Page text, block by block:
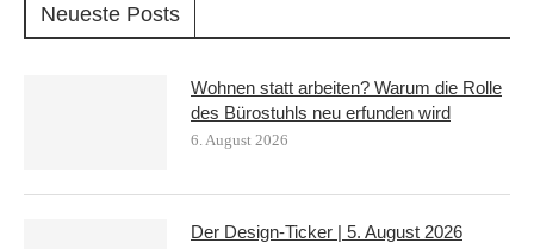
Neueste Posts
Wohnen statt arbeiten? Warum die Rolle
des Bürostuhls neu erfunden wird
6. August 2026
Der Design-Ticker | 5. August 2026